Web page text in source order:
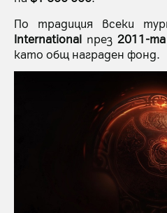
По традиция всеки
International през 2011-та
като общ награден фонд.